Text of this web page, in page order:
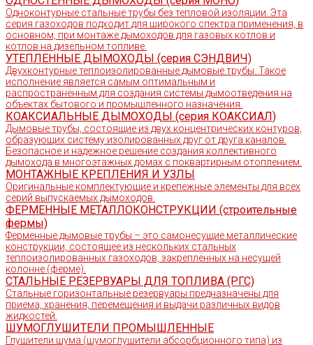
Одноконтурные стальные трубы без тепловой изоляции. Эта
серия газоходов подходит для широкого спектра применения, в
основном, при монтаже дымоходов для газовых котлов и
котлов на дизельном топливе.
УТЕПЛЕННЫЕ ДЫМОХОДЫ (серия СЭНДВИЧ)
Двухконтурные теплоизолированные дымовые трубы. Такое
исполнение является самым оптимальным и
распространённым для создания системы дымоотведения на
объектах бытового и промышленного назначения.
КОАКСИАЛЬНЫЕ ДЫМОХОДЫ (серия КОАКСИАЛ)
Дымовые трубы, состоящие из двух концентрических контуров,
образующих систему изолированных друг от друга каналов.
Безопасное и надежное решение создания коллективного
дымохода в многоэтажных домах с поквартирным отоплением.
МОНТАЖНЫЕ КРЕПЛЕНИЯ И УЗЛЫ
Оригинальные комплектующие и крепежные элементы для всех
серий выпускаемых дымоходов.
ФЕРМЕННЫЕ МЕТАЛЛОКОНСТРУКЦИИ (строительные
фермы)
Ферменные дымовые трубы – это самонесущие металлические
конструкции, состоящее из нескольких стальных
теплоизолированных газоходов, закреплённых на несущей
колонне (ферме).
СТАЛЬНЫЕ РЕЗЕРВУАРЫ ДЛЯ ТОПЛИВА (РГС)
Стальные горизонтальные резервуары предназначены для
приема, хранения, перемещения и выдачи различных видов
жидкостей.
ШУМОГЛУШИТЕЛИ ПРОМЫШЛЕННЫЕ
Глушители шума (шумоглушители абсорбционного типа) из